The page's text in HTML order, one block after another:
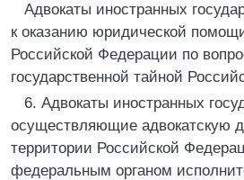
Адвокаты иностранных
к оказанию юридической
Российской Федерации по
государственной тайной
6. Адвокаты иностранных
осуществляющие адвокатскую
территории Российской
федеральным органом